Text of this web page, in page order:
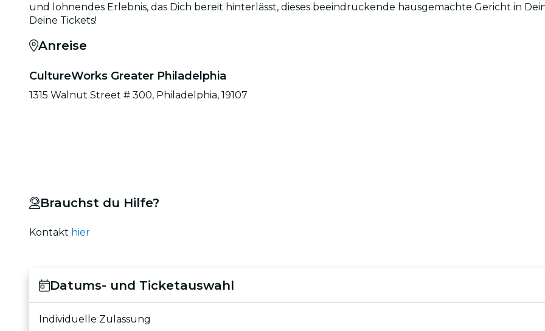
und lohnendes Erlebnis, das Dich bereit hinterlässt, dieses beeindruckende hausgemachte Gericht in
Deine Tickets!
Anreise
CultureWorks Greater Philadelphia
1315 Walnut Street # 300, Philadelphia, 19107
Brauchst du Hilfe?
Kontakt hier
Datums- und Ticketauswahl
Individuelle Zulassung